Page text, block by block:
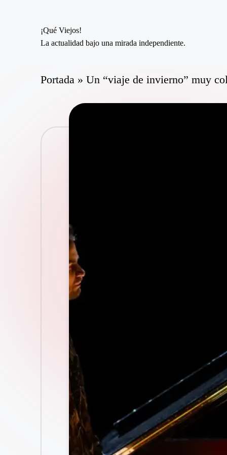
¡Qué Viejos!
La actualidad bajo una mirada independiente.
Portada » Un “viaje de invierno” muy